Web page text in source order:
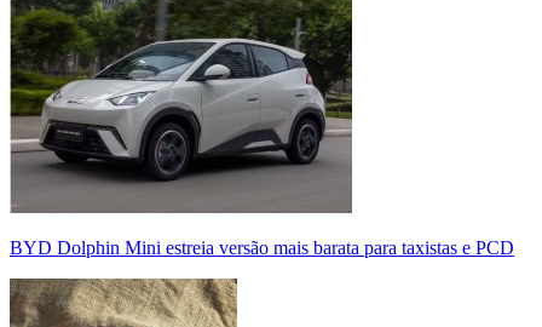
BYD Dolphin Mini estreia versão mais barata para taxistas e PCD